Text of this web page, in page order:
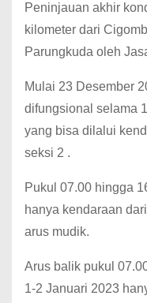
Peninjauan akhir
kilometer dari
Parungkuda oleh
Mulai 23 Desember
difungsional selama
yang bisa dilalui
seksi 2 .
Pukul 07.00 hingga
hanya kendaraan
arus mudik.
Arus balik pukul
1-2 Januari 2023